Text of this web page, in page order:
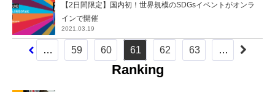
【2日間限定】国内初！世界規模のSDGsイベントがオンラ
インで開催
2021.03.19
… 59 60 61 62 63 …
Ranking